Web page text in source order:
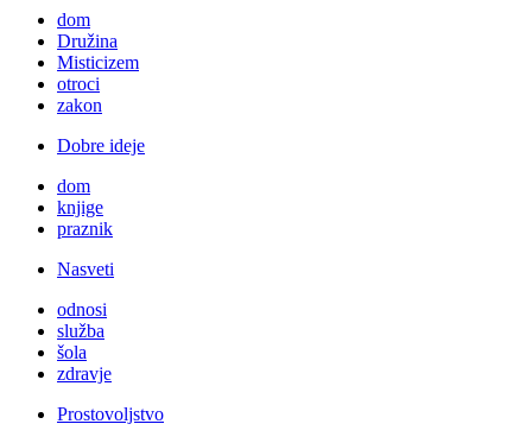
dom
Družina
Misticizem
otroci
zakon
Dobre ideje
dom
knjige
praznik
Nasveti
odnosi
služba
šola
zdravje
Prostovoljstvo